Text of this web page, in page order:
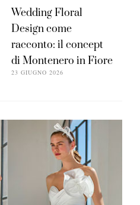
Wedding Floral
Design come
racconto: il concept
di Montenero in Fiore
23 GIUGNO 2026